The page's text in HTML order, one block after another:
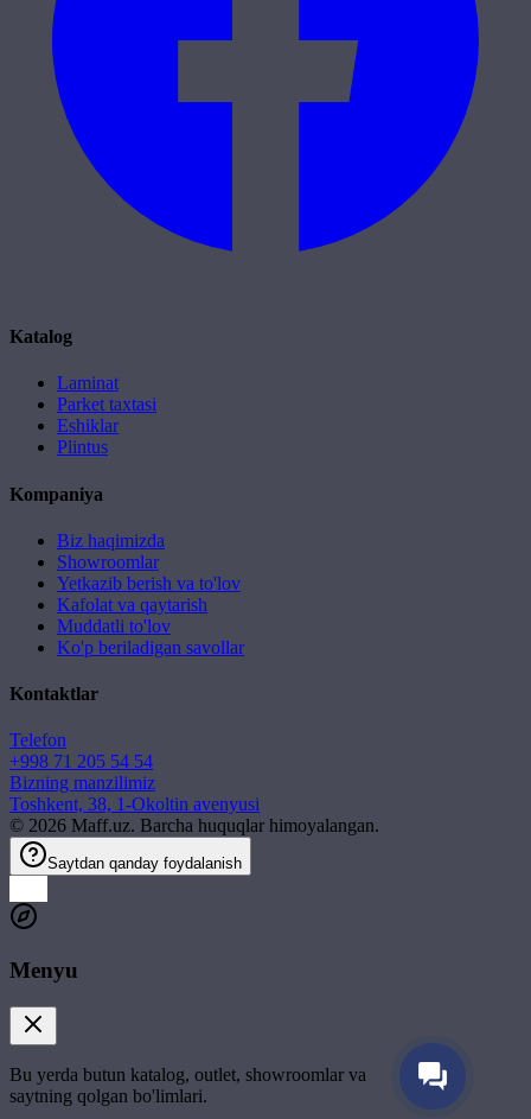
Katalog
Laminat
Parket taxtasi
Eshiklar
Plintus
Kompaniya
Biz haqimizda
Showroomlar
Yetkazib berish va to'lov
Kafolat va qaytarish
Muddatli to'lov
Ko'p beriladigan savollar
Kontaktlar
Telefon
+998 71 205 54 54
Bizning manzilimiz
Toshkent, 38, 1-Okoltin avenyusi
© 2026 Maff.uz. Barcha huquqlar himoyalangan.
Saytdan qanday foydalanish
Menyu
Bu yerda butun katalog, outlet, showroomlar va
saytning qolgan bo'limlari.